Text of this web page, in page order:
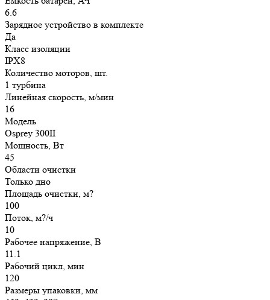
6.6
Зарядное устройство в комплекте
Да
Класс изоляции
IPX8
Количество моторов, шт.
1 турбина
Линейная скорость, м/мин
16
Модель
Osprey 300II
Мощность, Вт
45
Области очистки
Только дно
Площадь очистки, м?
100
Поток, м?/ч
10
Рабочее напряжение, В
11.1
Рабочий цикл, мин
120
Размеры упаковки, мм